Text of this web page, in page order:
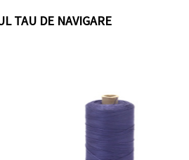
TAU DE NAVIGARE